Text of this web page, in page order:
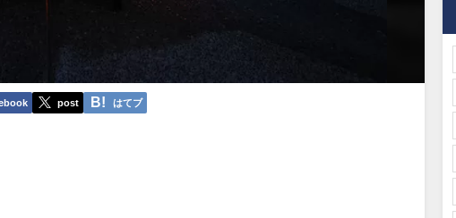
post はてブ